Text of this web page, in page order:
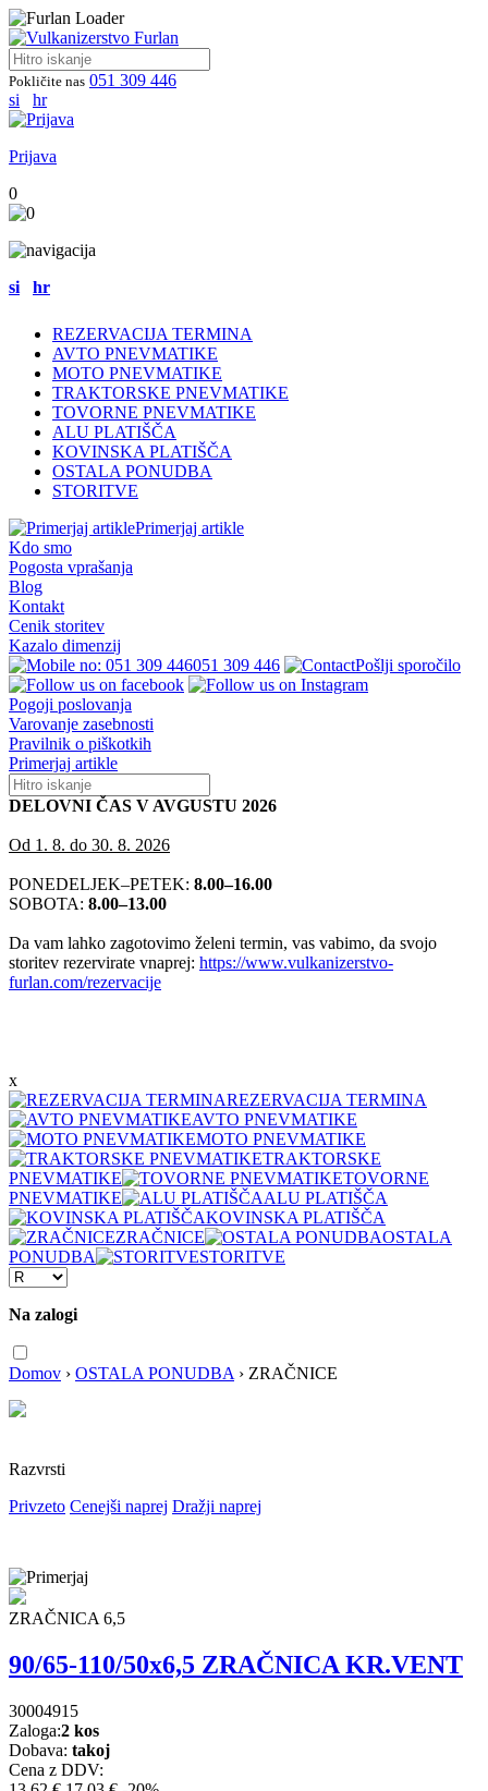
Pokličite nas 051 309 446
si
hr
Prijava
0
si hr
REZERVACIJA TERMINA
AVTO PNEVMATIKE
MOTO PNEVMATIKE
TRAKTORSKE PNEVMATIKE
TOVORNE PNEVMATIKE
ALU PLATIŠČA
KOVINSKA PLATIŠČA
OSTALA PONUDBA
STORITVE
Primerjaj artikle
Kdo smo
Pogosta vprašanja
Blog
Kontakt
Cenik storitev
Kazalo dimenzij
051 309 446
Pošlji sporočilo
Pogoji poslovanja
Varovanje zasebnosti
Pravilnik o piškotkih
Primerjaj artikle
DELOVNI ČAS V AVGUSTU 2026
Od 1. 8. do 30. 8. 2026
PONEDELJEK–PETEK: 8.00–16.00
SOBOTA: 8.00–13.00
Da vam lahko zagotovimo želeni termin, vas vabimo, da svojo
storitev rezervirate vnaprej: https://www.vulkanizerstvo-
furlan.com/rezervacije
x
REZERVACIJA TERMINA
AVTO PNEVMATIKE
MOTO PNEVMATIKE
TRAKTORSKE
PNEVMATIKE
TOVORNE
PNEVMATIKE
ALU PLATIŠČA
KOVINSKA PLATIŠČA
ZRAČNICE
OSTALA
PONUDBA
STORITVE
Na zalogi
Domov › OSTALA PONUDBA › ZRAČNICE
Razvrsti
Privzeto Cenejši naprej Dražji naprej
ZRAČNICA 6,5
90/65-110/50x6,5 ZRAČNICA KR.VENT
30004915
Zaloga:2 kos
Dobava: takoj
Cena z DDV: